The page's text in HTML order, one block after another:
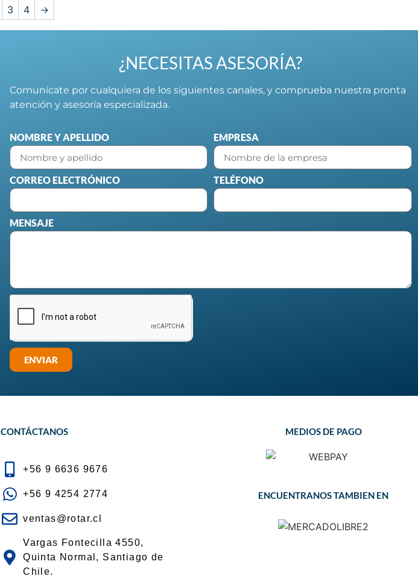
3 4 →
¿NECESITAS ASESORÍA?
Comunícate por cualquiera de los siguientes canales, y comprueba nuestra pronta
atención y asesoría especializada.
NOMBRE Y APELLIDO EMPRESA
CORREO ELECTRÓNICO TELÉFONO
MENSAJE
ENVIAR
CONTÁCTANOS
+56 9 6636 9676
+56 9 4254 2774
ventas@rotar.cl
Vargas Fontecilla 4550,
Quinta Normal, Santiago de
Chile.
MEDIOS DE PAGO
ENCUENTRANOS TAMBIEN EN